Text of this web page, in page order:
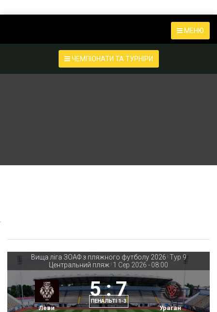
МЕНЮ
ЧЕМПІОНАТИ ТА ТУРНІРИ
Вища ліга ЗОАФ з пляжного футболу 2026 | Тур 9
Центральний пляж | 1 Сер 2026 - 08:00
Леви
5:7
ПЕНАЛЬТІ 1-3
Ураган